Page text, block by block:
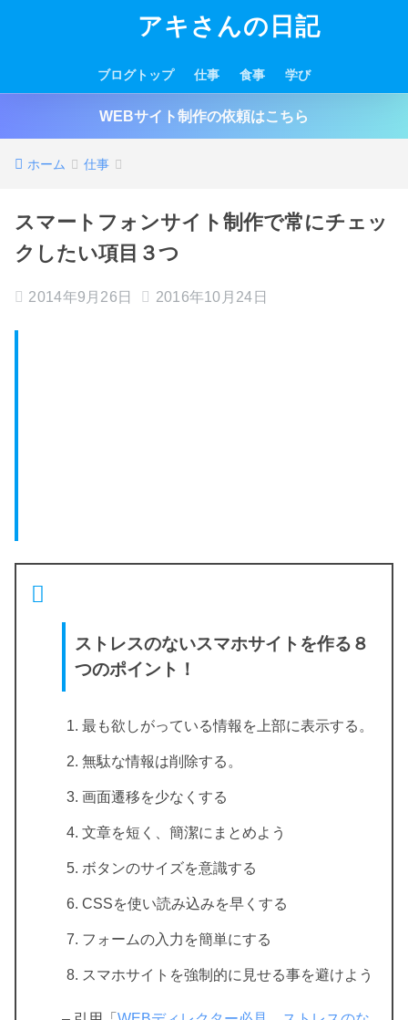
アキさんの日記
ブログトップ 仕事 食事 学び
WEBサイト制作の依頼はこちら
ホーム 仕事
スマートフォンサイト制作で常にチェッ
クしたい項目３つ
2014年9月26日 2016年10月24日
ストレスのないスマホサイトを作る８
つのポイント！
最も欲しがっている情報を上部に表示する。
無駄な情報は削除する。
画面遷移を少なくする
文章を短く、簡潔にまとめよう
ボタンのサイズを意識する
CSSを使い読み込みを早くする
フォームの入力を簡単にする
スマホサイトを強制的に見せる事を避けよう